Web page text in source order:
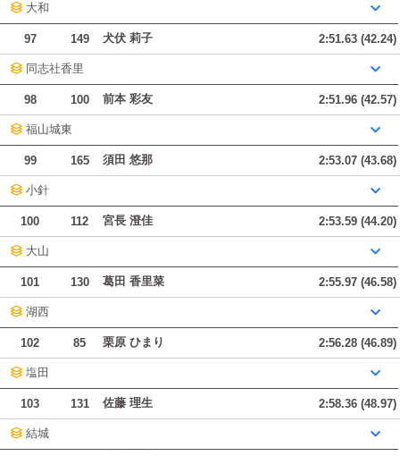
大和
97 149 犬伏 莉子 2:51.63 (42.24)
同志社香里
98 100 前本 彩友 2:51.96 (42.57)
福山城東
99 165 須田 悠那 2:53.07 (43.68)
小針
100 112 宮長 澄佳 2:53.59 (44.20)
大山
101 130 葛田 香里菜 2:55.97 (46.58)
湖西
102 85 栗原 ひまり 2:56.28 (46.89)
塩田
103 131 佐藤 理生 2:58.36 (48.97)
結城